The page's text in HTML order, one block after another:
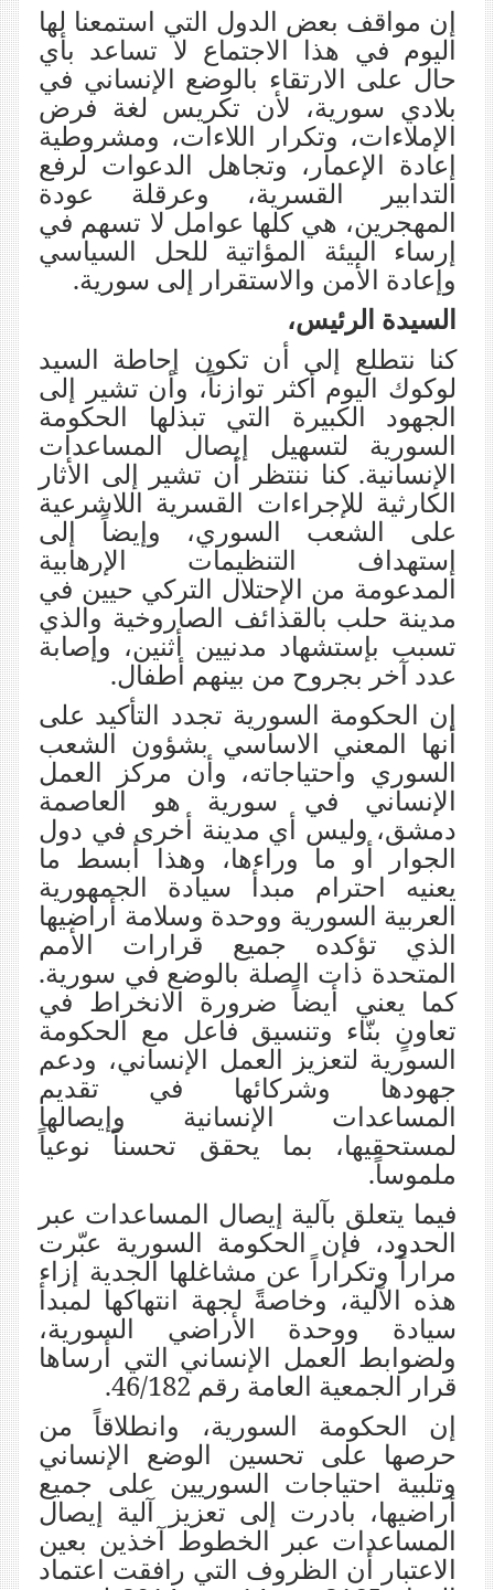
إن مواقف بعض الدول التي استمعنا لها
اليوم في هذا الاجتماع لا تساعد بأي
حال على الارتقاء بالوضع الإنساني في
بلادي سورية، لأن تكريس لغة فرض
الإملاءات، وتكرار اللاءات، ومشروطية
إعادة الإعمار، وتجاهل الدعوات لرفع
التدابير القسرية، وعرقلة عودة
المهجرين، هي كلها عوامل لا تسهم في
إرساء البيئة المؤاتية للحل السياسي
وإعادة الأمن والاستقرار إلى سورية.
السيدة الرئيس،
كنا نتطلع إلى أن تكون إحاطة السيد
لوكوك اليوم أكثر توازناً، وأن تشير إلى
الجهود الكبيرة التي تبذلها الحكومة
السورية لتسهيل إيصال المساعدات
الإنسانية. كنا ننتظر أن تشير إلى الأثار
الكارثية للإجراءات القسرية اللاشرعية
على الشعب السوري، وإيضاً إلى
إستهداف التنظيمات الإرهابية
المدعومة من الإحتلال التركي حيين في
مدينة حلب بالقذائف الصاروخية والذي
تسبب بإستشهاد مدنيين أثنين، وإصابة
عدد آخر بجروح من بينهم أطفال.
إن الحكومة السورية تجدد التأكيد على
أنها المعني الاساسي بشؤون الشعب
السوري واحتياجاته، وأن مركز العمل
الإنساني في سورية هو العاصمة
دمشق، وليس أي مدينة أخرى في دول
الجوار أو ما وراءها، وهذا أبسط ما
يعنيه احترام مبدأ سيادة الجمهورية
العربية السورية ووحدة وسلامة أراضيها
الذي تؤكده جميع قرارات الأمم
المتحدة ذات الصلة بالوضع في سورية.
كما يعني أيضاً ضرورة الانخراط في
تعاونٍ بنّاء وتنسيق فاعل مع الحكومة
السورية لتعزيز العمل الإنساني، ودعم
جهودها وشركائها في تقديم
المساعدات الإنسانية وإيصالها
لمستحقيها، بما يحقق تحسناً نوعياً
ملموساً.
فيما يتعلق بآلية إيصال المساعدات عبر
الحدود، فإن الحكومة السورية عبّرت
مراراً وتكراراً عن مشاغلها الجدية إزاء
هذه الآلية، وخاصةً لجهة انتهاكها لمبدأ
سيادة ووحدة الأراضي السورية،
ولضوابط العمل الإنساني التي أرساها
قرار الجمعية العامة رقم 46/182.
إن الحكومة السورية، وانطلاقاً من
حرصها على تحسين الوضع الإنساني
وتلبية احتياجات السوريين على جميع
أراضيها، بادرت إلى تعزيز آلية إيصال
المساعدات عبر الخطوط آخذين بعين
الاعتبار أن الظروف التي رافقت اعتماد